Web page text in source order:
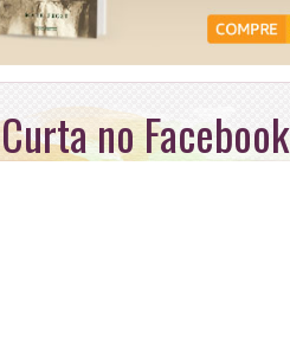
Curta no Facebook